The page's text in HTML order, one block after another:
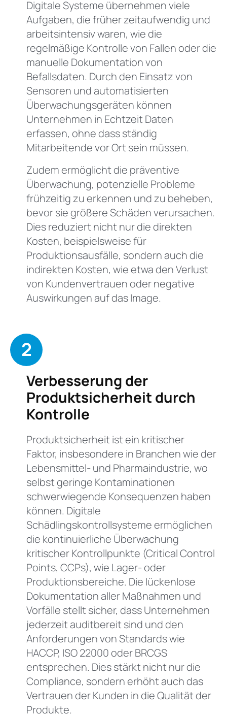
Digitale Systeme übernehmen viele
Aufgaben, die früher zeitaufwendig und
arbeitsintensiv waren, wie die
regelmäßige Kontrolle von Fallen oder die
manuelle Dokumentation von
Befallsdaten. Durch den Einsatz von
Sensoren und automatisierten
Überwachungsgeräten können
Unternehmen in Echtzeit Daten
erfassen, ohne dass ständig
Mitarbeitende vor Ort sein müssen.
Zudem ermöglicht die präventive
Überwachung, potenzielle Probleme
frühzeitig zu erkennen und zu beheben,
bevor sie größere Schäden verursachen.
Dies reduziert nicht nur die direkten
Kosten, beispielsweise für
Produktionsausfälle, sondern auch die
indirekten Kosten, wie etwa den Verlust
von Kundenvertrauen oder negative
Auswirkungen auf das Image.
2
Verbesserung der
Produktsicherheit durch
Kontrolle
Produktsicherheit ist ein kritischer
Faktor, insbesondere in Branchen wie der
Lebensmittel- und Pharmaindustrie, wo
selbst geringe Kontaminationen
schwerwiegende Konsequenzen haben
können. Digitale
Schädlingskontrollsysteme ermöglichen
die kontinuierliche Überwachung
kritischer Kontrollpunkte (Critical Control
Points, CCPs), wie Lager- oder
Produktionsbereiche. Die lückenlose
Dokumentation aller Maßnahmen und
Vorfälle stellt sicher, dass Unternehmen
jederzeit auditbereit sind und den
Anforderungen von Standards wie
HACCP, ISO 22000 oder BRCGS
entsprechen. Dies stärkt nicht nur die
Compliance, sondern erhöht auch das
Vertrauen der Kunden in die Qualität der
Produkte.